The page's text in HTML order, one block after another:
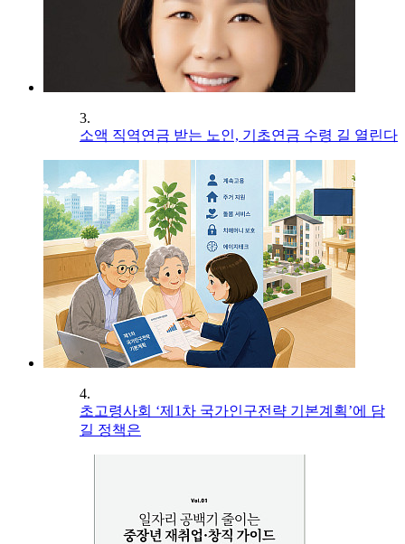
3.
소액 직역연금 받는 노인, 기초연금 수령 길 열린다
4.
초고령사회 ‘제1차 국가인구전략 기본계획’에 담
길 정책은